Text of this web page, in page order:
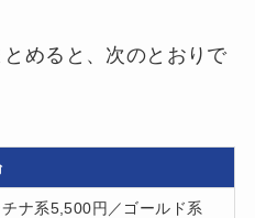
めると、次のとおりで
チナ系5,500円／ゴールド系